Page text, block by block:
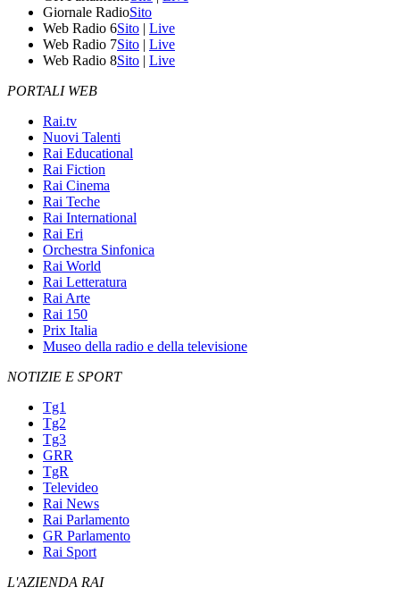
Giornale RadioSito
Web Radio 6Sito | Live
Web Radio 7Sito | Live
Web Radio 8Sito | Live
PORTALI WEB
Rai.tv
Nuovi Talenti
Rai Educational
Rai Fiction
Rai Cinema
Rai Teche
Rai International
Rai Eri
Orchestra Sinfonica
Rai World
Rai Letteratura
Rai Arte
Rai 150
Prix Italia
Museo della radio e della televisione
NOTIZIE E SPORT
Tg1
Tg2
Tg3
GRR
TgR
Televideo
Rai News
Rai Parlamento
GR Parlamento
Rai Sport
L'AZIENDA RAI